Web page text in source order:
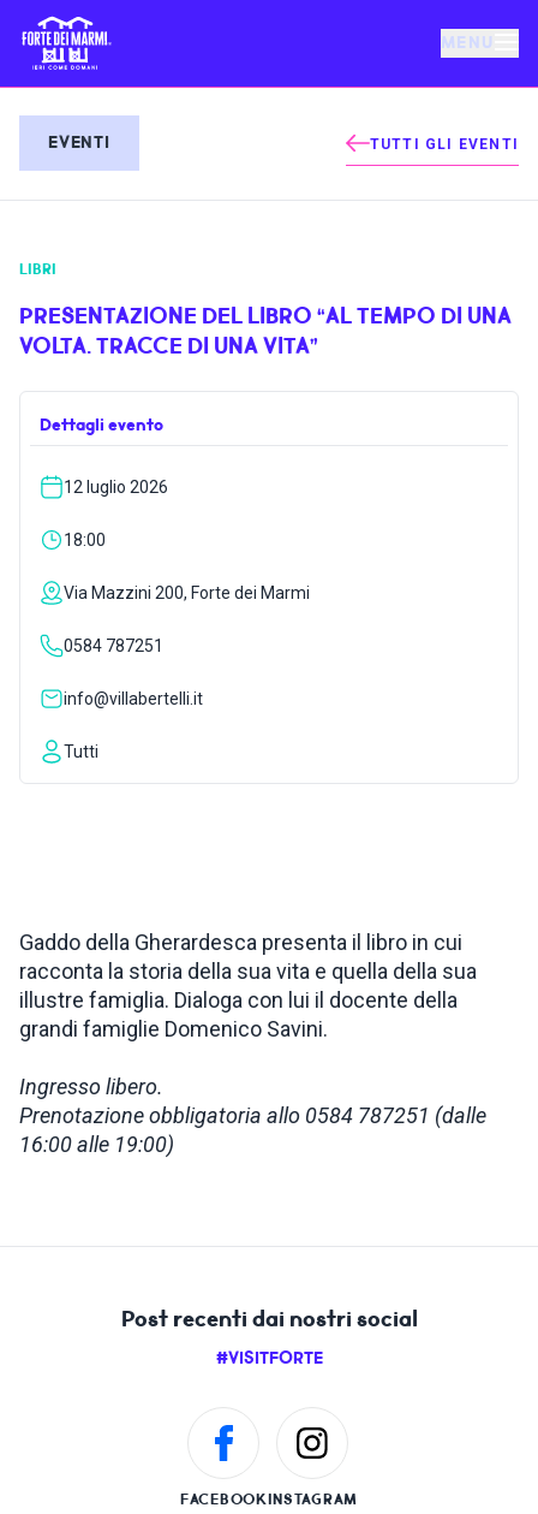
MENU
EVENTI
NOTIZIE
OSPITALITÀ
COSA FARE
ISPIRAZIONI
WEBCAM
CONTATTI
EVENTI TUTTI GLI EVENTI
LIBRI
PRESENTAZIONE DEL LIBRO “AL TEMPO DI UNA
VOLTA. TRACCE DI UNA VITA”
Dettagli evento
12 luglio 2026
18:00
Via Mazzini 200, Forte dei Marmi
0584 787251
info@villabertelli.it
Tutti
Gaddo della Gherardesca presenta il libro in cui
racconta la storia della sua vita e quella della sua
illustre famiglia. Dialoga con lui il docente della
grandi famiglie Domenico Savini.
Ingresso libero.
Prenotazione obbligatoria allo 0584 787251 (dalle
16:00 alle 19:00)
Post recenti dai nostri social
#VISITFORTE
FACEBOOKINSTAGRAM